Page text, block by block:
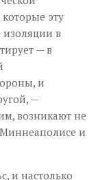
эту
в
— в
и
—
возникают не
и
и настолько